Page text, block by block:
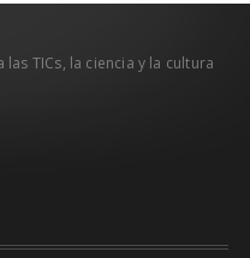
TICs, la ciencia y la cultura